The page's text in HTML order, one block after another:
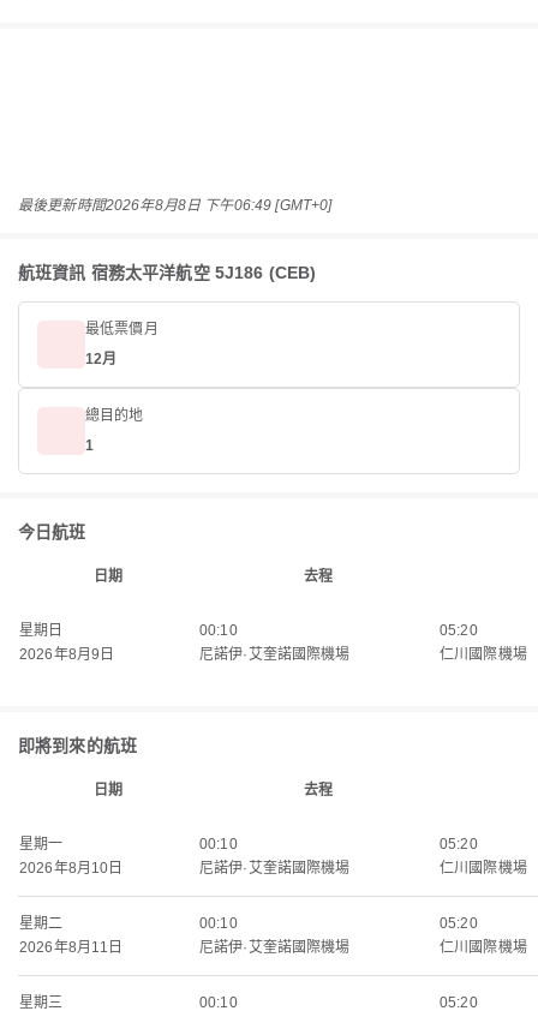
最後更新時間2026年8月8日 下午06:49 [GMT+0]
航班資訊 宿務太平洋航空 5J186 (CEB)
最低票價月
12月
總目的地
1
今日航班
日期 去程
星期日
2026年8月9日
00:10
尼諾伊·艾奎諾國際機場
05:20
仁川國際機場
即將到來的航班
日期 去程
星期一
2026年8月10日
00:10
尼諾伊·艾奎諾國際機場
05:20
仁川國際機場
星期二
2026年8月11日
00:10
尼諾伊·艾奎諾國際機場
05:20
仁川國際機場
星期三
00:10
05:20